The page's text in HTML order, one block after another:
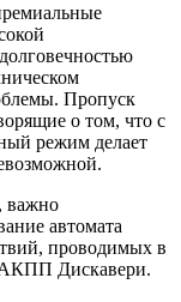
Пропуск
о том, что с
режим делает
важно
автомата
проводимых в
АКПП Дискавери.